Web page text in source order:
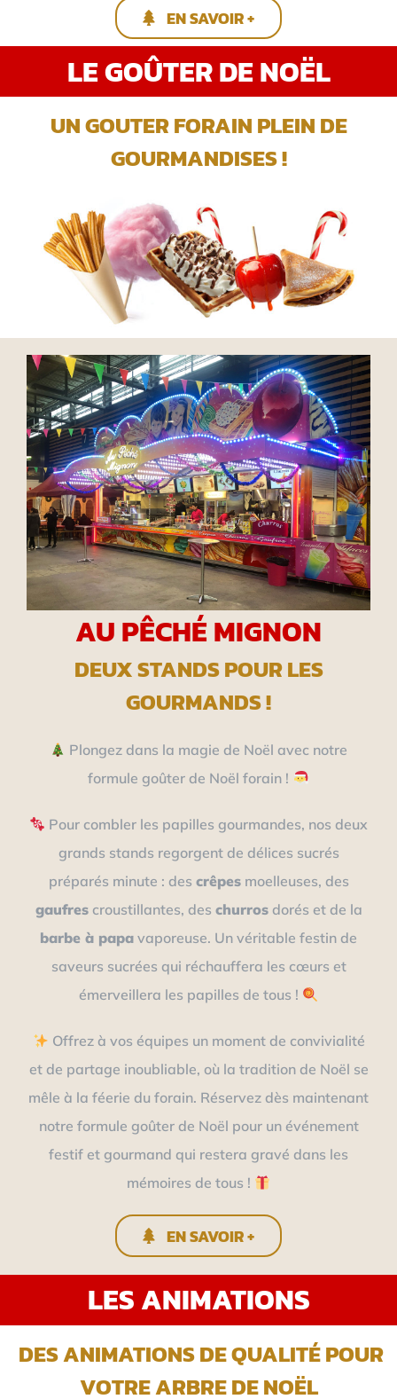
EN SAVOIR +
LE GOÛTER DE NOËL
UN GOUTER FORAIN PLEIN DE
GOURMANDISES !
AU PÊCHÉ MIGNON
DEUX STANDS POUR LES
GOURMANDS !
Plongez dans la magie de Noël avec notre
formule goûter de Noël forain !
Pour combler les papilles gourmandes, nos deux
grands stands regorgent de délices sucrés
préparés minute : des crêpesmoelleuses, des
gaufrescroustillantes, des churrosdorés et de la
barbe à papa vaporeuse. Un véritable festin de
saveurs sucrées qui réchauffera les cœurs et
émerveillera les papilles de tous !
Offrez à vos équipes un moment de convivialité
et de partage inoubliable, où la tradition de Noël se
mêle à la féerie du forain. Réservez dès maintenant
notre formule goûter de Noël pour un événement
festif et gourmand qui restera gravé dans les
mémoires de tous !
EN SAVOIR +
LES ANIMATIONS
DES ANIMATIONS DE QUALITÉ POUR
VOTRE ARBRE DE NOËL